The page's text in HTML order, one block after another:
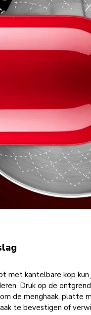
met kantelbare kop kun
Druk op de
de menghaak, platte
te bevestigen of